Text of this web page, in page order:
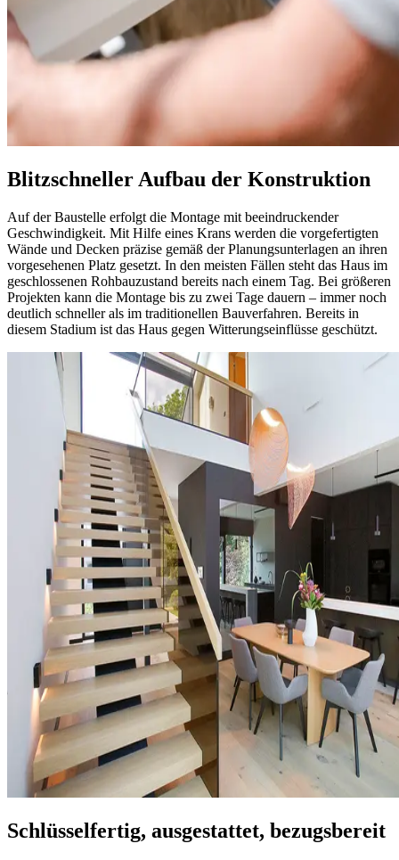
Blitzschneller Aufbau der Konstruktion
Auf der Baustelle erfolgt die Montage mit beeindruckender
Geschwindigkeit. Mit Hilfe eines Krans werden die vorgefertigten
Wände und Decken präzise gemäß der Planungsunterlagen an ihren
vorgesehenen Platz gesetzt. In den meisten Fällen steht das Haus im
geschlossenen Rohbauzustand bereits nach einem Tag. Bei größeren
Projekten kann die Montage bis zu zwei Tage dauern – immer noch
deutlich schneller als im traditionellen Bauverfahren. Bereits in
diesem Stadium ist das Haus gegen Witterungseinflüsse geschützt.
Schlüsselfertig, ausgestattet, bezugsbereit